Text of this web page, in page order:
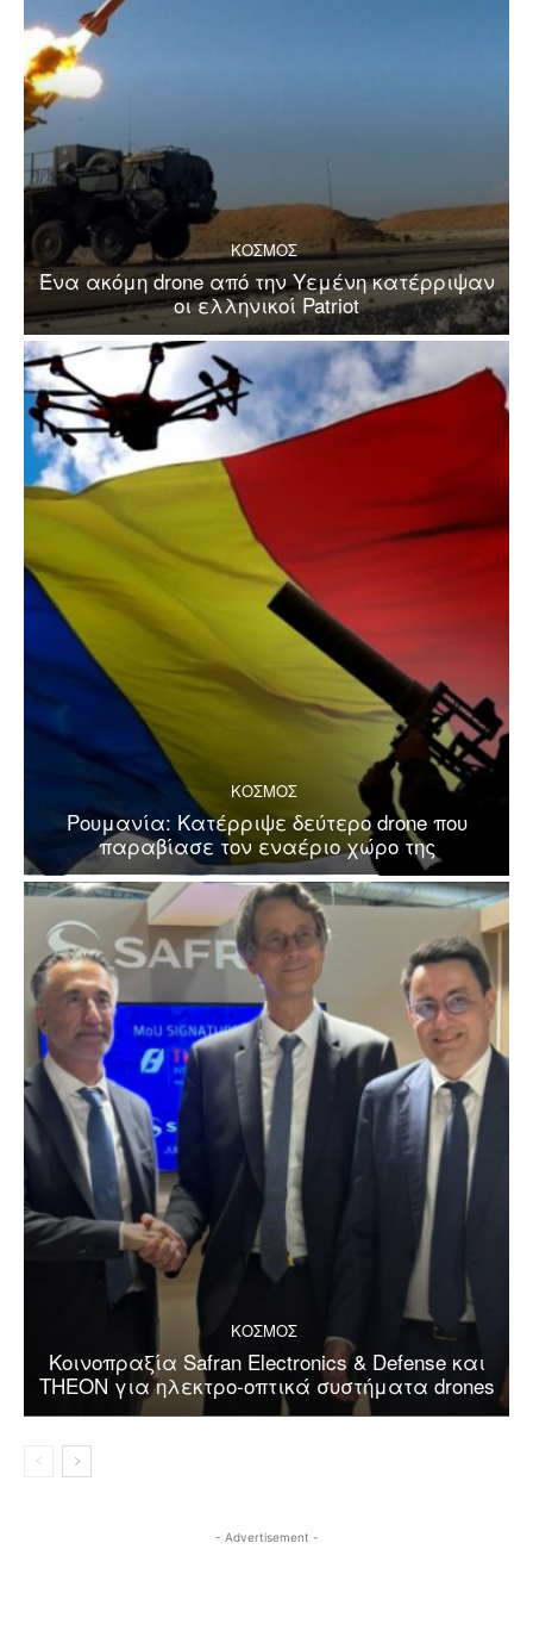
ΚΟΣΜΟΣ
Ένα ακόμη drone από την Υεμένη κατέρριψαν
οι ελληνικοί Patriot
ΚΟΣΜΟΣ
Ρουμανία: Κατέρριψε δεύτερο drone που
παραβίασε τον εναέριο χώρο της
ΚΟΣΜΟΣ
Κοινοπραξία Safran Electronics & Defense και
THEON για ηλεκτρο-οπτικά συστήματα drones
- Advertisement -